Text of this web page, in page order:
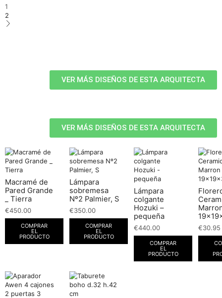
1
2
VER MÁS DISEÑOS DE ESTA ARQUITECTA
VER MÁS DISEÑOS DE ESTA ARQUITECTA
Macramé de
Pared Grande
_ Tierra
€450.00
COMPRAR
EL
PRODUCTO
Lámpara
sobremesa
Nº2 Palmier, S
€350.00
COMPRAR
EL
PRODUCTO
Lámpara
colgante
Hozuki –
pequeña
€440.00
COMPRAR
EL
PRODUCTO
€30.95